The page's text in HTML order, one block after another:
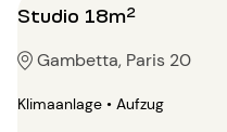
Studio 18m²
Gambetta, Paris 20
Klimaanlage • Aufzug